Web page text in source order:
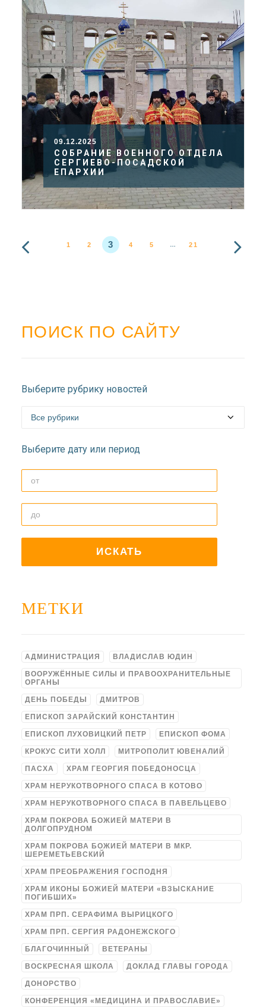
09.12.2025
СОБРАНИЕ ВОЕННОГО ОТДЕЛА
СЕРГИЕВО-ПОСАДСКОЙ
ЕПАРХИИ
1 2 3 4 5 … 21
ПОИСК ПО САЙТУ
Выберите рубрику новостей
Выберите дату или период
МЕТКИ
АДМИНИСТРАЦИЯ ВЛАДИСЛАВ ЮДИН
ВООРУЖЁННЫЕ СИЛЫ И ПРАВООХРАНИТЕЛЬНЫЕ
ОРГАНЫ
ДЕНЬ ПОБЕДЫ ДМИТРОВ
ЕПИСКОП ЗАРАЙСКИЙ КОНСТАНТИН
ЕПИСКОП ЛУХОВИЦКИЙ ПЕТР ЕПИСКОП ФОМА
КРОКУС СИТИ ХОЛЛ МИТРОПОЛИТ ЮВЕНАЛИЙ
ПАСХА ХРАМ ГЕОРГИЯ ПОБЕДОНОСЦА
ХРАМ НЕРУКОТВОРНОГО СПАСА В КОТОВО
ХРАМ НЕРУКОТВОРНОГО СПАСА В ПАВЕЛЬЦЕВО
ХРАМ ПОКРОВА БОЖИЕЙ МАТЕРИ В
ДОЛГОПРУДНОМ
ХРАМ ПОКРОВА БОЖИЕЙ МАТЕРИ В МКР.
ШЕРЕМЕТЬЕВСКИЙ
ХРАМ ПРЕОБРАЖЕНИЯ ГОСПОДНЯ
ХРАМ ИКОНЫ БОЖИЕЙ МАТЕРИ «ВЗЫСКАНИЕ
ПОГИБШИХ»
ХРАМ ПРП. СЕРАФИМА ВЫРИЦКОГО
ХРАМ ПРП. СЕРГИЯ РАДОНЕЖСКОГО
БЛАГОЧИННЫЙ ВЕТЕРАНЫ
ВОСКРЕСНАЯ ШКОЛА ДОКЛАД ГЛАВЫ ГОРОДА
ДОНОРСТВО
КОНФЕРЕНЦИЯ «МЕДИЦИНА И ПРАВОСЛАВИЕ»